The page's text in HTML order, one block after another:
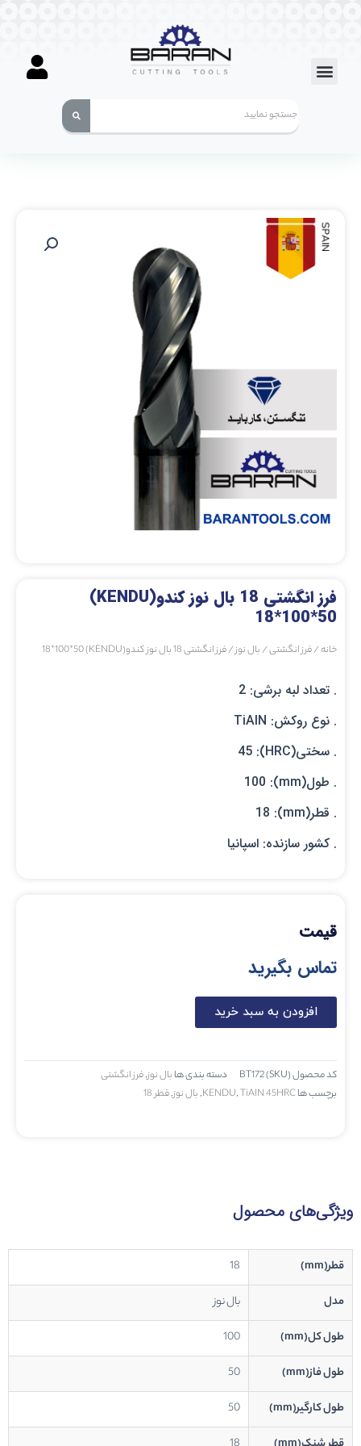
فرز انگشتی 18 بال نوز کندو(KENDU)
18*100*50
خانه/فرز انگشتی/ بال نوز/ فرز انگشتی 18 بال نوز کندو(KENDU) 18*100*50
. تعداد لبه برشی: 2
. نوع روکش: TiAlN
. سختی(HRC): 45
. طول(mm): 100
. قطر(mm): 18
. کشور سازنده: اسپانیا
قیمت
تماس بگیرید
افزودن به سبد خرید
کد محصول (SKU) BT172 دسته بندی ها بال نوز,فرز انگشتی
برچسب ها
KENDU,TiAlN 45HRC
,بال نوز,قطر 18
ویژگی‌های محصول
قطر(mm)
18
مدل
بال نوز
طول کل(mm)
100
طول فاز(mm)
50
طول کارگیر(mm)
50